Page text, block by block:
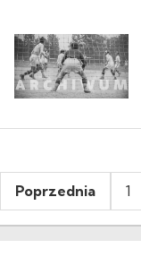
Stronicowanie
wpisów
Poprzednia 1